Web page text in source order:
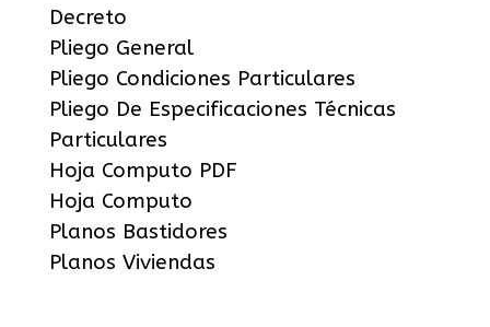
Decreto
Pliego General
Pliego Condiciones Particulares
Pliego De Especificaciones Técnicas
Particulares
Hoja Computo PDF
Hoja Computo
Planos Bastidores
Planos Viviendas